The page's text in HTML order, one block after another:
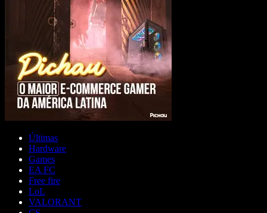
Últimas
Hardware
Games
EA FC
Free fire
LoL
VALORANT